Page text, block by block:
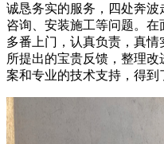
诚恳务实的服务，四处奔
咨询、安装施工等问题。
多番上门，认真负责，真
所提出的宝贵反馈，整理
案和专业的技术支持，得到